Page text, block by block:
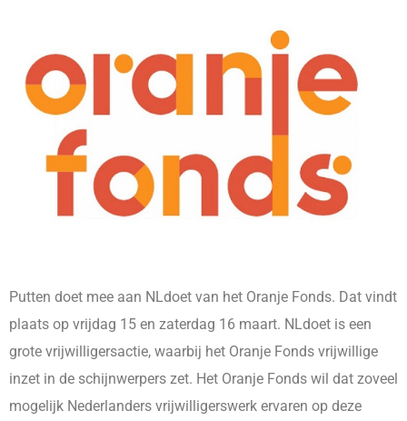
Putten doet mee aan NLdoet van het Oranje Fonds. Dat vindt
plaats op vrijdag 15 en zaterdag 16 maart. NLdoet is een
grote vrijwilligersactie, waarbij het Oranje Fonds vrijwillige
inzet in de schijnwerpers zet. Het Oranje Fonds wil dat zoveel
mogelijk Nederlanders vrijwilligerswerk ervaren op deze